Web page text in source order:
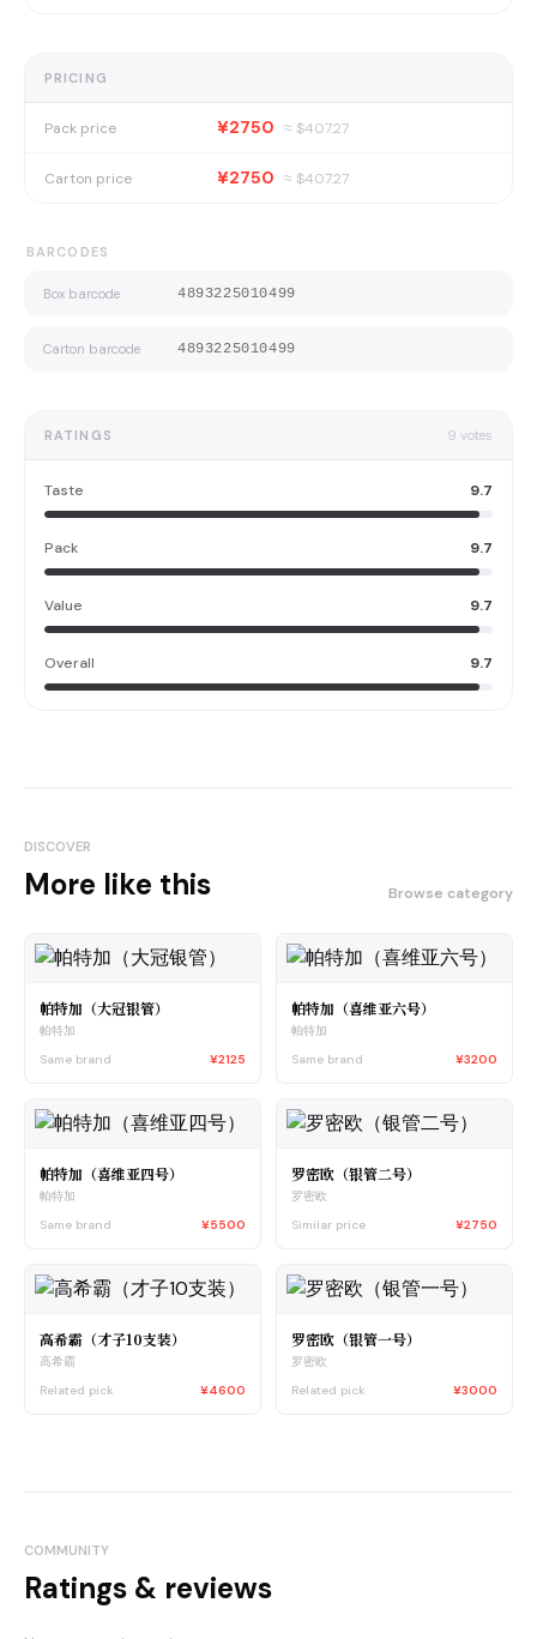
PRICING
Pack price ¥2750 ≈ $407.27
Carton price ¥2750 ≈ $407.27
BARCODES
Box barcode 4893225010499
Carton barcode 4893225010499
RATINGS 9 votes
Taste 9.7
Pack 9.7
Value 9.7
Overall 9.7
DISCOVER
More like this Browse category
帕特加（大冠银管）
帕特加
Same brand
¥2125
帕特加（喜维亚六号）
帕特加
Same brand
¥3200
帕特加（喜维亚四号）
帕特加
Same brand
¥5500
罗密欧（银管二号）
罗密欧
Similar price
¥2750
高希霸（才子10支装）
高希霸
Related pick
¥4600
罗密欧（银管一号）
罗密欧
Related pick
¥3000
COMMUNITY
Ratings & reviews